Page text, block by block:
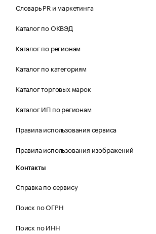
Словарь PR и маркетинга
Каталог по ОКВЭД
Каталог по регионам
Каталог по категориям
Каталог торговых марок
Каталог ИП по регионам
Правила использования сервиса
Правила использования изображений
Контакты
Справка по сервису
Поиск по ОГРН
Поиск по ИНН